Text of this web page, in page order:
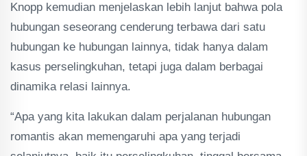
Knopp kemudian menjelaskan lebih lanjut bahwa pola
hubungan seseorang cenderung terbawa dari satu
hubungan ke hubungan lainnya, tidak hanya dalam
kasus perselingkuhan, tetapi juga dalam berbagai
dinamika relasi lainnya.
“Apa yang kita lakukan dalam perjalanan hubungan
romantis akan memengaruhi apa yang terjadi